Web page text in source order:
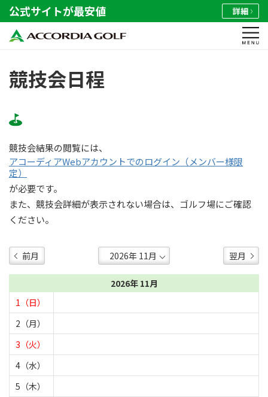
公式サイトが最安値 詳細
競技会日程
競技会結果の閲覧には、
アコーディアWebアカウントでのログイン（メンバー様限
定）
が必要です。
また、競技会詳細が表示されない場合は、ゴルフ場にご確認
ください。
前月 翌月
2026年 11月
1（日）
2（月）
3（火）
4（水）
5（木）